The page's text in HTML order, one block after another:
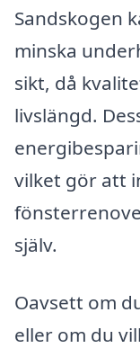
Sandskogen
minska
sikt, då
livslängd.
vilket gör att
själv.
Oavsett om
eller om du